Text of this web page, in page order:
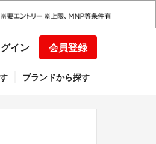
イン 会員登録
ブランドから探す